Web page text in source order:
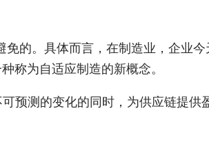
的。具体而言，在制造业，企业
称为自适应制造的新概念。
预测的变化的同时，为供应链提